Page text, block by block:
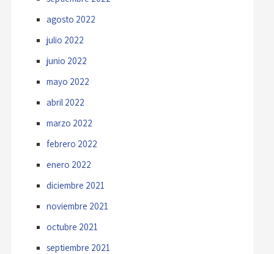
agosto 2022
julio 2022
junio 2022
mayo 2022
abril 2022
marzo 2022
febrero 2022
enero 2022
diciembre 2021
noviembre 2021
octubre 2021
septiembre 2021